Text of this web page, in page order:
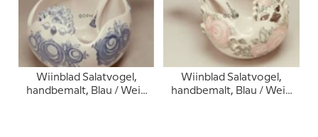
Wiinblad Salatvogel,
handbemalt, Blau / Weiß
Wiinblad Salatvogel,
handbemalt, Blau / Weiß